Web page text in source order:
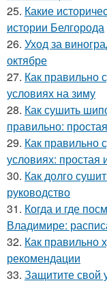
25. Какие
истории Белгорода
26. Уход за
октябре
27. Как правильно
условиях на зиму
28. Как сушить
правильно:
29. Как правильно
условиях: простая
30. Как долго
руководство
31. Когда и где
Владимире:
32. Как правильно
рекомендации
33. Защитите свой